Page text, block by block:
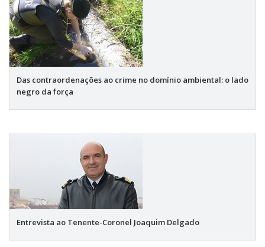
Das contraordenações ao crime no domínio ambiental: o lado
negro da força
Entrevista ao Tenente-Coronel Joaquim Delgado